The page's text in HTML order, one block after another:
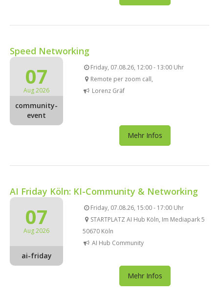
Speed Networking
07
Aug 2026
community-
event
Friday, 07.08.26, 12:00 - 13:00 Uhr
Remote per zoom call,
Lorenz Gräf
Mehr Infos
AI Friday Köln: KI-Community & Networking
07
Aug 2026
ai-friday
Friday, 07.08.26, 15:00 - 17:00 Uhr
STARTPLATZ AI Hub Köln, Im Mediapark 5
50670 Köln
AI Hub Community
Mehr Infos